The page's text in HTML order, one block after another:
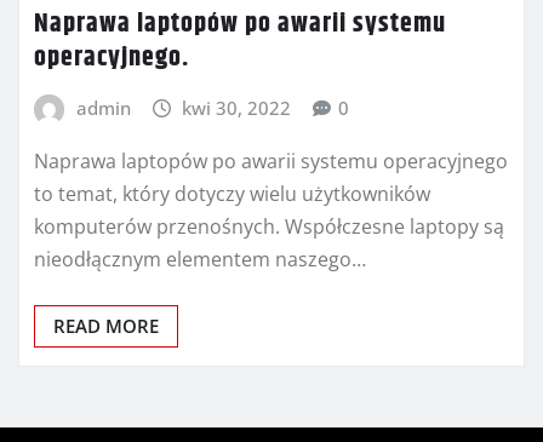
Naprawa laptopów po awarii systemu
operacyjnego.
admin kwi 30, 2022 0
Naprawa laptopów po awarii systemu operacyjnego
to temat, który dotyczy wielu użytkowników
komputerów przenośnych. Współczesne laptopy są
nieodłącznym elementem naszego…
READ MORE